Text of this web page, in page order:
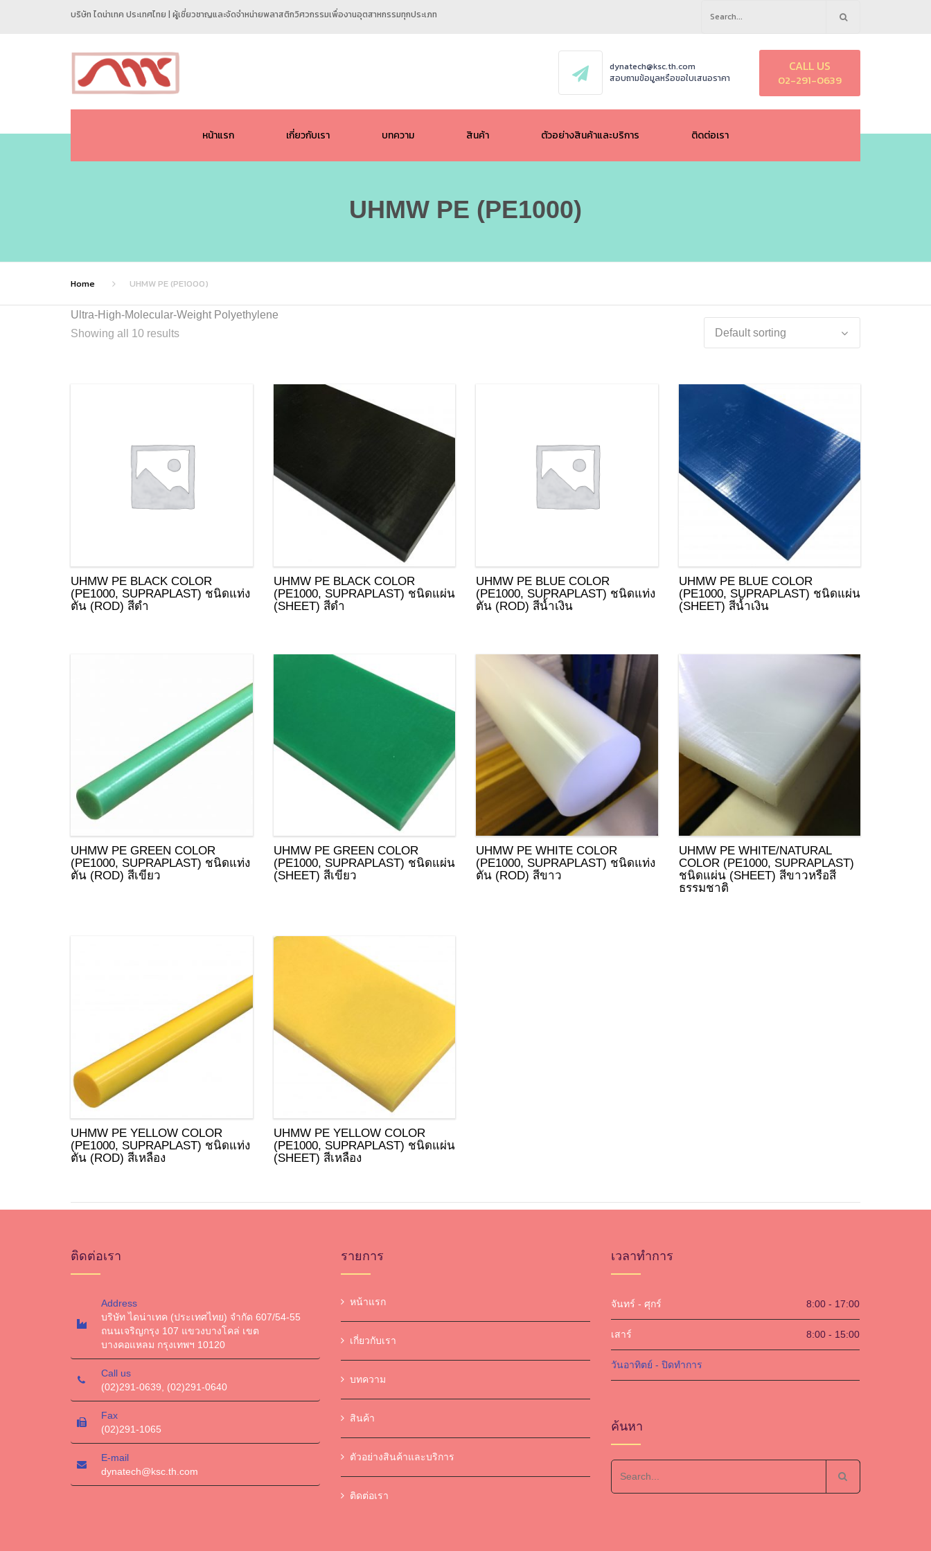
บริษัท ไดน่าเทค ประเทศไทย | ผู้เชี่ยวชาญและจัดจำหน่ายพลาสติกวิศวกรรมเพื่องานอุตสาหกรรมทุกประเภท
Search
for:
dynatech@ksc.th.com
สอบถามข้อมูลหรือขอใบเสนอราคา
CALL US
02-291-0639
หน้าแรก เกี่ยวกับเรา บทความ สินค้า
POM / ACETAL
ตัวอย่างสินค้าและบริการ ติดต่อเรา
UHMW PE (PE1000)
Home UHMW PE (PE1000)
Ultra-High-Molecular-Weight Polyethylene
Showing all 10 results
UHMW PE BLACK COLOR
(PE1000, SUPRAPLAST) ชนิดแท่ง
ตัน (ROD) สีดำ
UHMW PE BLACK COLOR
(PE1000, SUPRAPLAST) ชนิดแผ่น
(SHEET) สีดำ
UHMW PE BLUE COLOR
(PE1000, SUPRAPLAST) ชนิดแท่ง
ตัน (ROD) สีน้ำเงิน
UHMW PE BLUE COLOR
(PE1000, SUPRAPLAST) ชนิดแผ่น
(SHEET) สีน้ำเงิน
UHMW PE GREEN COLOR
(PE1000, SUPRAPLAST) ชนิดแท่ง
ตัน (ROD) สีเขียว
UHMW PE GREEN COLOR
(PE1000, SUPRAPLAST) ชนิดแผ่น
(SHEET) สีเขียว
UHMW PE WHITE COLOR
(PE1000, SUPRAPLAST) ชนิดแท่ง
ตัน (ROD) สีขาว
UHMW PE WHITE/NATURAL
COLOR (PE1000, SUPRAPLAST)
ชนิดแผ่น (SHEET) สีขาวหรือสี
ธรรมชาติ
UHMW PE YELLOW COLOR
(PE1000, SUPRAPLAST) ชนิดแท่ง
ตัน (ROD) สีเหลือง
UHMW PE YELLOW COLOR
(PE1000, SUPRAPLAST) ชนิดแผ่น
(SHEET) สีเหลือง
ติดต่อเรา
Address
บริษัท ไดน่าเทค (ประเทศไทย) จำกัด 607/54-55
ถนนเจริญกรุง 107 แขวงบางโคล่ เขต
บางคอแหลม กรุงเทพฯ 10120
Call us
(02)291-0639, (02)291-0640
Fax
(02)291-1065
E-mail
dynatech@ksc.th.com
รายการ
หน้าแรก
เกี่ยวกับเรา
บทความ
สินค้า
ตัวอย่างสินค้าและบริการ
ติดต่อเรา
เวลาทำการ
จันทร์ - ศุกร์ 8:00 - 17:00
เสาร์ 8:00 - 15:00
วันอาทิตย์ - ปิดทำการ
ค้นหา
Search
for: